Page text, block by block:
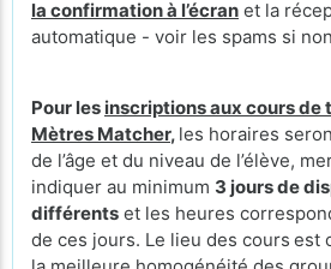
la confirmation à l’écran et la
automatique - voir les spams si
Pour les inscriptions aux cours de
Mètres Matcher, les horaires
de l’âge et du niveau de l’élève,
indiquer au minimum 3 jours de
différents et les heures
de ces jours. Le lieu des cours est